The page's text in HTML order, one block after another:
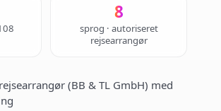
8
sprog · autoriseret
rejsearrangør
(BB & TL GmbH) med